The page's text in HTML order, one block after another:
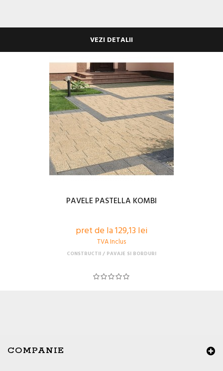
VEZI DETALII
PAVELE PASTELLA KOMBI
pret de la 129,13 lei
TVA Inclus
CONSTRUCTII PAVAJE SI BORDURI
COMPANIE